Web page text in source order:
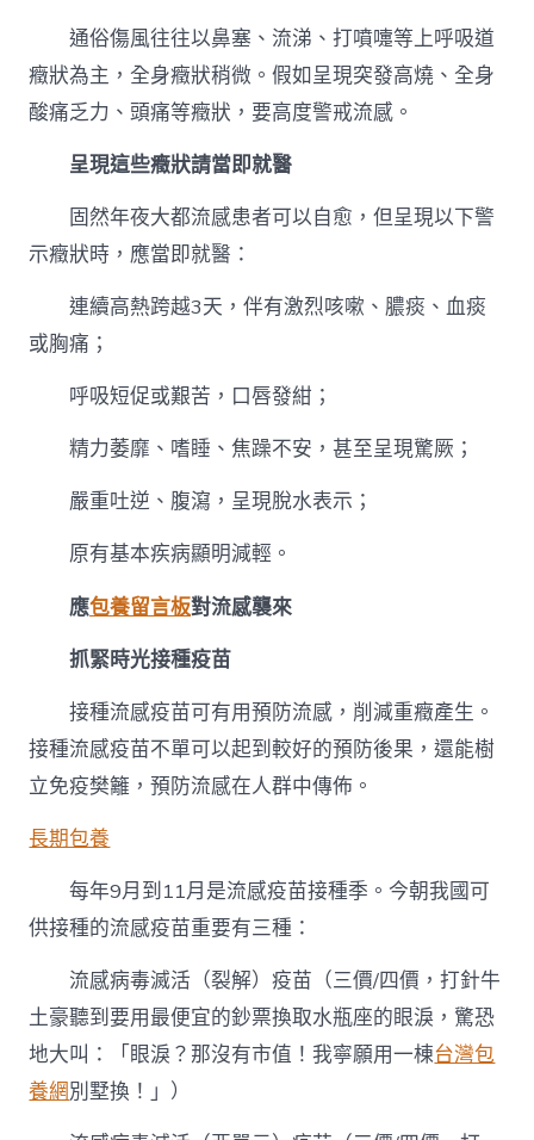
通俗傷風往往以鼻塞、流涕、打噴嚏等上呼吸道
癥狀為主，全身癥狀稍微。假如呈現突發高燒、全身
酸痛乏力、頭痛等癥狀，要高度警戒流感。
呈現這些癥狀請當即就醫
固然年夜大都流感患者可以自愈，但呈現以下警
示癥狀時，應當即就醫：
連續高熱跨越3天，伴有激烈咳嗽、膿痰、血痰
或胸痛；
呼吸短促或艱苦，口唇發紺；
精力萎靡、嗜睡、焦躁不安，甚至呈現驚厥；
嚴重吐逆、腹瀉，呈現脫水表示；
原有基本疾病顯明減輕。
應包養留言板對流感襲來
抓緊時光接種疫苗
接種流感疫苗可有用預防流感，削減重癥產生。
接種流感疫苗不單可以起到較好的預防後果，還能樹
立免疫樊籬，預防流感在人群中傳佈。
長期包養
每年9月到11月是流感疫苗接種季。今朝我國可
供接種的流感疫苗重要有三種：
流感病毒滅活（裂解）疫苗（三價/四價，打針牛
土豪聽到要用最便宜的鈔票換取水瓶座的眼淚，驚恐
地大叫：「眼淚？那沒有市值！我寧願用一棟台灣包
養網別墅換！」）